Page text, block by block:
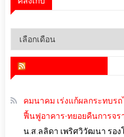
คลัง
คมนาคม เร่งแก้ผลกระทบร
ฟื้นฟูอาคาร-ทยอยคืนการจร
น.ส.ลลิดา เพริศวิวัฒนา รอ